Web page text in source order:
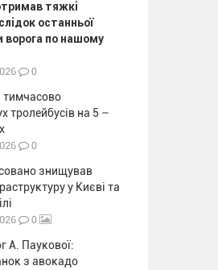
тяжкі
останньої
ворога по нашому
0
тимчасово
тролейбусів на 5 –
0
знищував
у Києві та
0
А. Паукової:
з авокадо